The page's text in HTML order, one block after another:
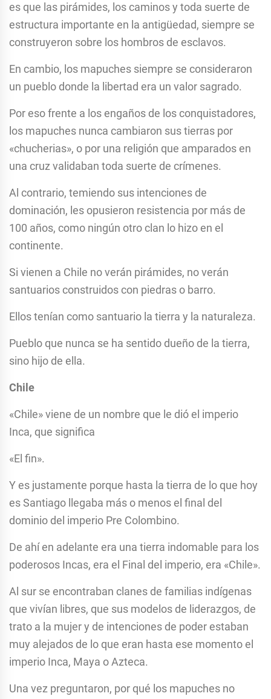
es que las pirámides, los caminos y toda suerte de
estructura importante en la antigüedad, siempre se
construyeron sobre los hombros de esclavos.
En cambio, los mapuches siempre se consideraron
un pueblo donde la libertad era un valor sagrado.
Por eso frente a los engaños de los conquistadores,
los mapuches nunca cambiaron sus tierras por
«chucherias», o por una religión que amparados en
una cruz validaban toda suerte de crímenes.
Al contrario, temiendo sus intenciones de
dominación, les opusieron resistencia por más de
100 años, como ningún otro clan lo hizo en el
continente.
Si vienen a Chile no verán pirámides, no verán
santuarios construidos con piedras o barro.
Ellos tenían como santuario la tierra y la naturaleza.
Pueblo que nunca se ha sentido dueño de la tierra,
sino hijo de ella.
Chile
«Chile» viene de un nombre que le dió el imperio
Inca, que significa
«El fin».
Y es justamente porque hasta la tierra de lo que hoy
es Santiago llegaba más o menos el final del
dominio del imperio Pre Colombino.
De ahí en adelante era una tierra indomable para los
poderosos Incas, era el Final del imperio, era «Chile».
Al sur se encontraban clanes de familias indígenas
que vivían libres, que sus modelos de liderazgos, de
trato a la mujer y de intenciones de poder estaban
muy alejados de lo que eran hasta ese momento el
imperio Inca, Maya o Azteca.
Una vez preguntaron, por qué los mapuches no